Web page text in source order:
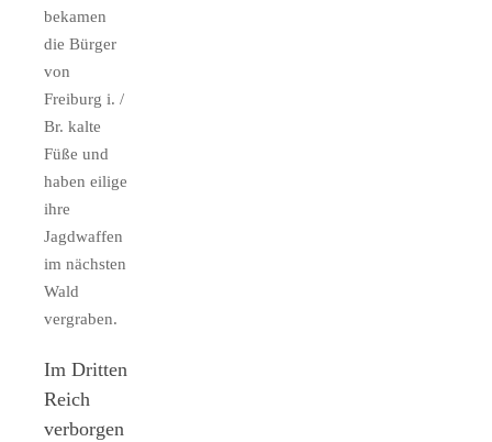
bekamen
die Bürger
von
Freiburg i. /
Br. kalte
Füße und
haben eilige
ihre
Jagdwaffen
im nächsten
Wald
vergraben.
Im Dritten
Reich
verborgen